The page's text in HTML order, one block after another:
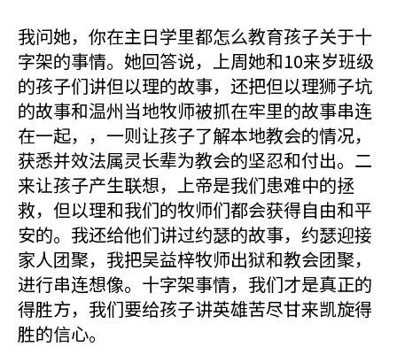
我问她，你在主日学里都怎么教育孩子关于十
字架的事情。她回答说，上周她和10来岁班级
的孩子们讲但以理的故事，还把但以理狮子坑
的故事和温州当地牧师被抓在牢里的故事串连
在一起，，一则让孩子了解本地教会的情况，
获悉并效法属灵长辈为教会的坚忍和付出。二
来让孩子产生联想，上帝是我们患难中的拯
救，但以理和我们的牧师们都会获得自由和平
安的。我还给他们讲过约瑟的故事，约瑟迎接
家人团聚，我把吴益梓牧师出狱和教会团聚，
进行串连想像。十字架事情，我们才是真正的
得胜方，我们要给孩子讲英雄苦尽甘来凯旋得
胜的信心。